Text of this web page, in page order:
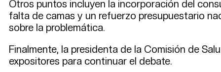
Otros puntos incluyen la incorporación del
falta de camas y un refuerzo presupuestario
sobre la problemática.
Finalmente, la presidenta de la Comisión de
expositores para continuar el debate.